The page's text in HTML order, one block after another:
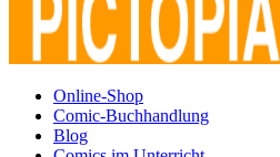
Online-Shop
Comic-Buchhandlung
Blog